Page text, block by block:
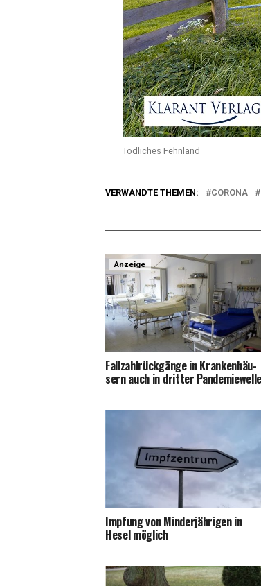
Töd­li­ches Fehnland
VERWANDTE THEMEN: CORONA
Anzeige
Fall­zahl­rück­gän­ge in Kran­ken­häu­
sern auch in drit­ter Pandemiewelle
Imp­fung von Min­der­jäh­ri­gen in
Hesel möglich